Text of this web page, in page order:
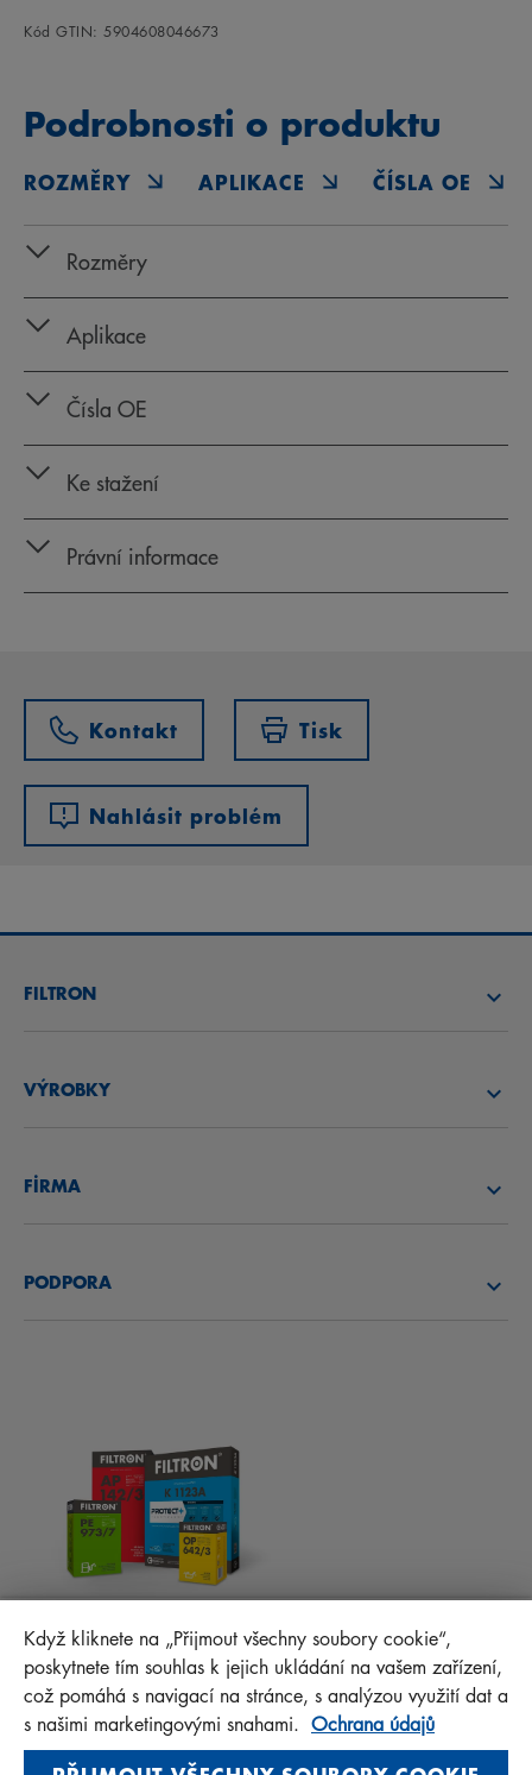
Kód GTIN: 5904608046673
Podrobnosti o produktu
ROZMĚRY APLIKACE ČÍSLA OE
Rozměry
Aplikace
Čísla OE
Ke stažení
Právní informace
Kontakt Tisk
Nahlásit problém
FILTRON
VÝROBKY
FİRMA
PODPORA
FAQ
MANN+HUMMEL FT Poland
Sp. z o. o. Sp. k.
ul. Wrocławska 145, 63-800 GOSTYŃ, POLAND
Privacy Statement
Imprint
Když kliknete na „Přijmout všechny soubory cookie“,
poskytnete tím souhlas k jejich ukládání na vašem zařízení,
což pomáhá s navigací na stránce, s analýzou využití dat a
s našimi marketingovými snahami. Ochrana údajů